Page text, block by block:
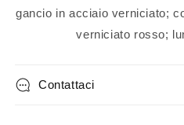
gancio in acciaio verniciato;
verniciato rosso;
Contattaci